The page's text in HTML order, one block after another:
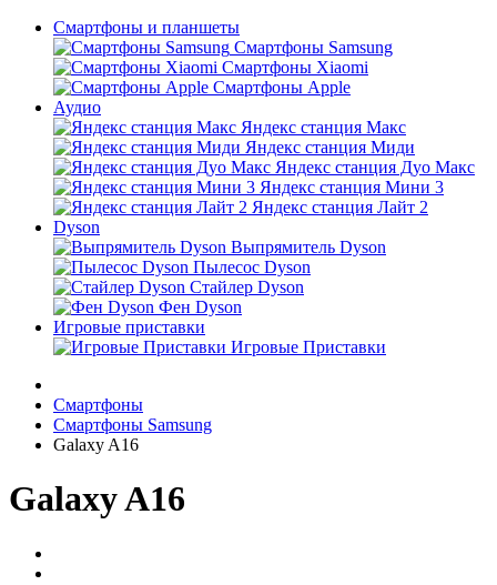
Смартфоны и планшеты
Смартфоны Samsung
Смартфоны Xiaomi
Смартфоны Apple
Аудио
Яндекс станция Макс
Яндекс станция Миди
Яндекс станция Дуо Макс
Яндекс станция Мини 3
Яндекс станция Лайт 2
Dyson
Выпрямитель Dyson
Пылесос Dyson
Стайлер Dyson
Фен Dyson
Игровые приставки
Игровые Приставки
Смартфоны
Смартфоны Samsung
Galaxy A16
Galaxy A16